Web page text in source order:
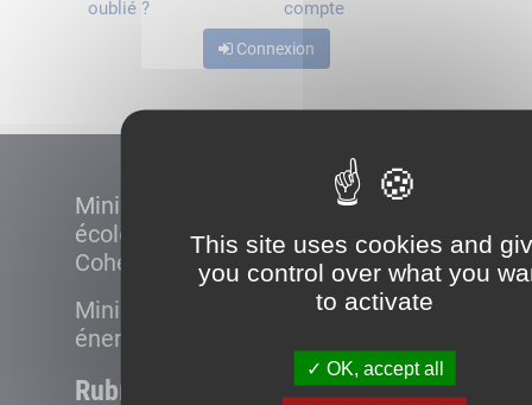
This site uses cookies and
you control over what you
to activate
OK, accept all
oublié ?
compte
Connexion
Ministère de la Transition
écologique et de la
Cohésion des territoires
Ministère de la Transition
énergétique
Rubriques